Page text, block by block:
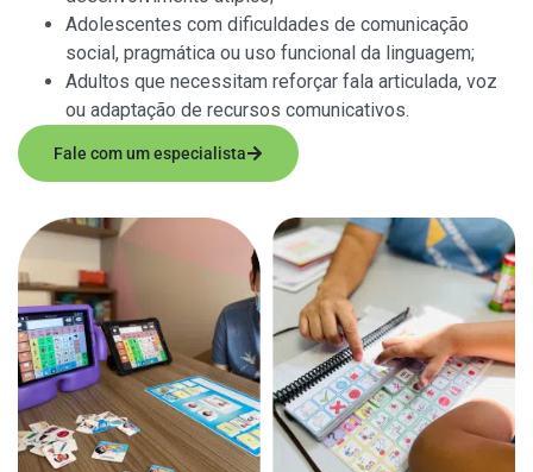
Adolescentes com dificuldades de comunicação
social, pragmática ou uso funcional da linguagem;
Adultos que necessitam reforçar fala articulada, voz
ou adaptação de recursos comunicativos.
Fale com um especialista